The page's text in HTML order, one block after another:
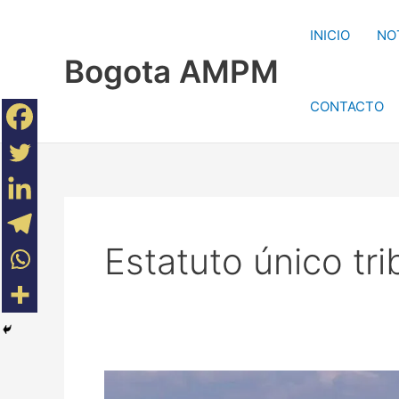
Bogota AMPM
INICIO
CONTACTO
Estatuto único